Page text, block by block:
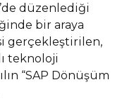
düzenlediği
bir araya
gerçekleştirilen,
teknoloji
“SAP Dönüşüm